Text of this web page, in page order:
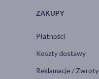
ZAKUPY
Płatności
Koszty dostawy
Reklamacje / Zwroty